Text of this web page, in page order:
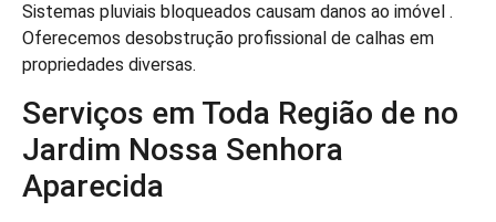
Sistemas pluviais bloqueados causam danos ao imóvel .
Oferecemos desobstrução profissional de calhas em
propriedades diversas.
Serviços em Toda Região de no
Jardim Nossa Senhora
Aparecida